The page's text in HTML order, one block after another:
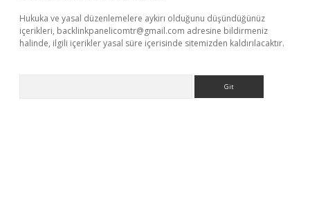
Hukuka ve yasal düzenlemelere aykırı olduğunu düşündüğünüz
içerikleri, backlinkpanelicomtr@gmail.com adresine bildirmeniz
halinde, ilgili içerikler yasal süre içerisinde sitemizden kaldırılacaktır.